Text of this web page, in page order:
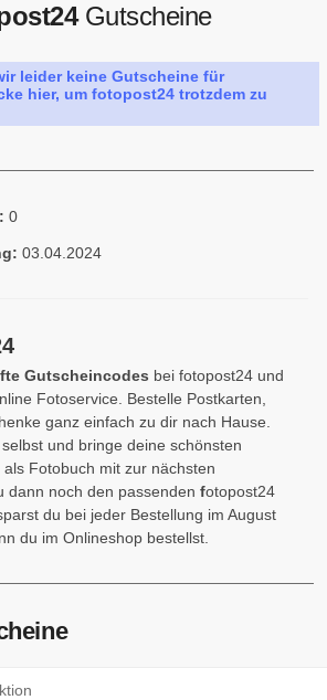
Gutscheine
leider keine Gutscheine für
hier, um fotopost24 trotzdem zu
0
03.04.2024
Gutscheincodes bei fotopost24 und
Fotoservice. Bestelle Postkarten,
ganz einfach zu dir nach Hause.
und bringe deine schönsten
Fotobuch mit zur nächsten
dann noch den passenden fotopost24
du bei jeder Bestellung im August
du im Onlineshop bestellst.